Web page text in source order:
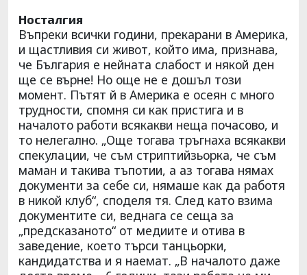
Носталгия
Въпреки всички години, прекарани в Америка,
и щастливия си живот, който има, признава,
че България е нейната слабост и някой ден
ще се върне! Но още не е дошъл този
момент. Пътят й в Америка е осеян с много
трудности, спомня си как пристига и в
началото работи всякакви неща почасово, и
то нелегално. „Още тогава тръгнаха всякакви
спекулации, че съм стриптийзьорка, че съм
маман и такива тъпотии, а аз тогава нямах
документи за себе си, нямаше как да работя
в никой клуб“, споделя тя. След като взима
документите си, веднага се сеща за
„предсказаното“ от медиите и отива в
заведение, което търси танцьорки,
кандидатства и я наемат. „В началото даже